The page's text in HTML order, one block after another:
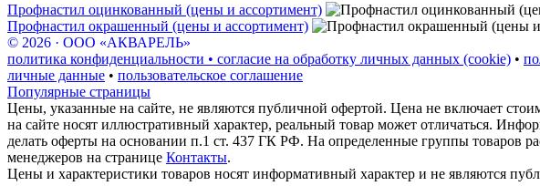
Профнастил оцинкованный (цены и ассортимент)
Профнастил окрашенный (цены и ассортимент)
© 2026 · ООО «АКВАРЕЛЬ»
политика конфиденциальности • согласие на обработку личных данных (cookie) •
личные данные • пользовательское соглашение
Популярные страницы
Цены, указанные на сайте, не являются публичной офертой. Цена не включает
на сайте носят иллюстративный характер, реальный товар может отличаться.
делать оферты на основании п.1 ст. 437 ГК РФ. На определенные группы товаров
менеджеров на странице Контакты.
Цены и характеристики товаров носят информативный характер и не являются